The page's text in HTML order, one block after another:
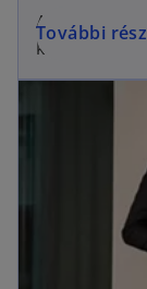
A gyakran
kihívás a
További